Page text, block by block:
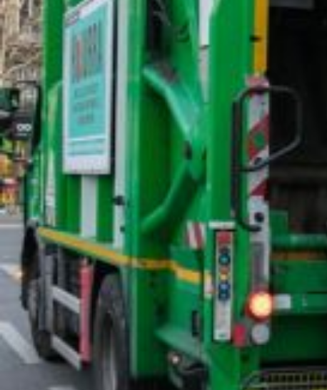
Qui sommes-nous ?
Rémunération
Temps de travail
Santé & maladie
Vos représentants
S'incrire à la newsletter
Découvrir l'UNSA
Nous rejoindre
Objectifs et Action
Médias
09 mai 2026 / Temps de lecture : 2 min / Imprimer cet article
DPE : des métiers essentiels,
Evolution des carrières, sécurité et
retour sur les revendications de l'UNSA
DES MÉTIERS ESSENTIELS, UNE RECONNAISSANCE